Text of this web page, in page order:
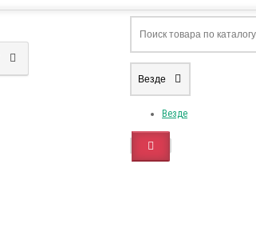
Везде
Везде